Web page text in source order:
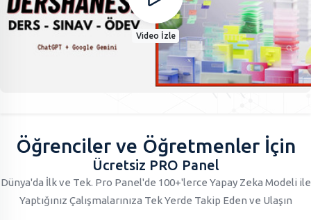
Video İzle
Öğrenciler ve Öğretmenler İçin
Ücretsiz PRO Panel
Dünya'da İlk ve Tek. Pro Panel'de 100+'lerce Yapay Zeka Modeli ile
Yaptığınız Çalışmalarınıza Tek Yerde Takip Eden ve Ulaşın